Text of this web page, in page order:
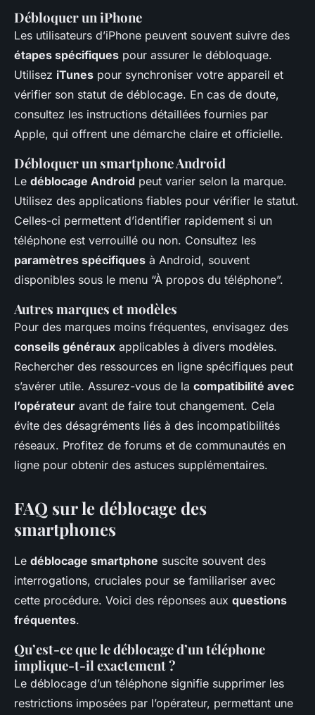
Débloquer un iPhone
Les utilisateurs d’iPhone peuvent souvent suivre des
étapes spécifiques pour assurer le débloquage.
Utilisez iTunes pour synchroniser votre appareil et
vérifier son statut de déblocage. En cas de doute,
consultez les instructions détaillées fournies par
Apple, qui offrent une démarche claire et officielle.
Débloquer un smartphone Android
Le déblocage Android peut varier selon la marque.
Utilisez des applications fiables pour vérifier le statut.
Celles-ci permettent d’identifier rapidement si un
téléphone est verrouillé ou non. Consultez les
paramètres spécifiques à Android, souvent
disponibles sous le menu “À propos du téléphone”.
Autres marques et modèles
Pour des marques moins fréquentes, envisagez des
conseils généraux applicables à divers modèles.
Rechercher des ressources en ligne spécifiques peut
s’avérer utile. Assurez-vous de la compatibilité avec
l’opérateur avant de faire tout changement. Cela
évite des désagréments liés à des incompatibilités
réseaux. Profitez de forums et de communautés en
ligne pour obtenir des astuces supplémentaires.
FAQ sur le déblocage des
smartphones
Le déblocage smartphone suscite souvent des
interrogations, cruciales pour se familiariser avec
cette procédure. Voici des réponses aux questions
fréquentes.
Qu’est-ce que le déblocage d’un téléphone
implique-t-il exactement ?
Le déblocage d’un téléphone signifie supprimer les
restrictions imposées par l’opérateur, permettant une